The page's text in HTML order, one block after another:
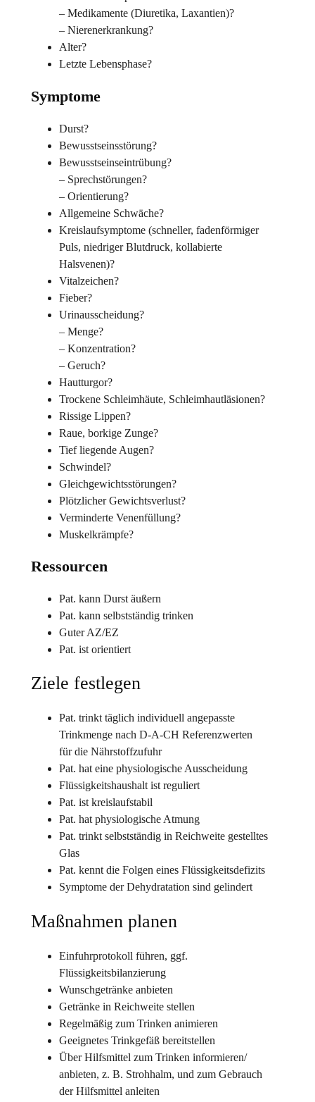
– Medikamente (Diuretika, Laxantien)?
– Nierenerkrankung?
Alter?
Letzte Lebensphase?
Symptome
Durst?
Bewusstseinsstörung?
Bewusstseinseintrübung?
– Sprechstörungen?
– Orientierung?
Allgemeine Schwäche?
Kreislaufsymptome (schneller, fadenförmiger
Puls, niedriger Blutdruck, kollabierte
Halsvenen)?
Vitalzeichen?
Fieber?
Urinausscheidung?
– Menge?
– Konzentration?
– Geruch?
Hautturgor?
Trockene Schleimhäute, Schleimhautläsionen?
Rissige Lippen?
Raue, borkige Zunge?
Tief liegende Augen?
Schwindel?
Gleichgewichtsstörungen?
Plötzlicher Gewichtsverlust?
Verminderte Venenfüllung?
Muskelkrämpfe?
Ressourcen
Pat. kann Durst äußern
Pat. kann selbstständig trinken
Guter AZ/EZ
Pat. ist orientiert
Ziele festlegen
Pat. trinkt täglich individuell angepasste
Trinkmenge nach D-A-CH Referenzwerten
für die Nährstoffzufuhr
Pat. hat eine physiologische Ausscheidung
Flüssigkeitshaushalt ist reguliert
Pat. ist kreislaufstabil
Pat. hat physiologische Atmung
Pat. trinkt selbstständig in Reichweite gestelltes
Glas
Pat. kennt die Folgen eines Flüssigkeitsdefizits
Symptome der Dehydratation sind gelindert
Maßnahmen planen
Einfuhrprotokoll führen, ggf.
Flüssigkeitsbilanzierung
Wunschgetränke anbieten
Getränke in Reichweite stellen
Regelmäßig zum Trinken animieren
Geeignetes Trinkgefäß bereitstellen
Über Hilfsmittel zum Trinken informieren/
anbieten, z. B. Strohhalm, und zum Gebrauch
der Hilfsmittel anleiten